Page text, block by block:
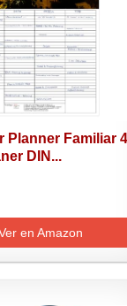
Planner Familiar 4
DIN...
en Amazon